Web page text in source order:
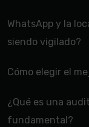
WhatsApp y la
siendo vigilado?
Cómo elegir el
¿Qué es una
fundamental?